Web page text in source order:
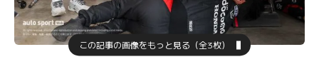
この記事の画像をもっと見る（全3枚）